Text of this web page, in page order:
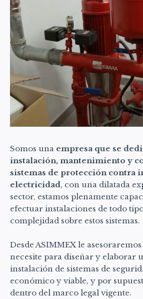
Somos una empresa que se
instalación, mantenimiento y
sistemas de protección contra
electricidad, con una dilatada
sector, estamos plenamente
efectuar instalaciones de todo
complejidad sobre estos sistemas.
Desde ASIMMEX le
necesite para diseñar y elaborar
instalación de sistemas de
económico y viable, y por
dentro del marco legal vigente.